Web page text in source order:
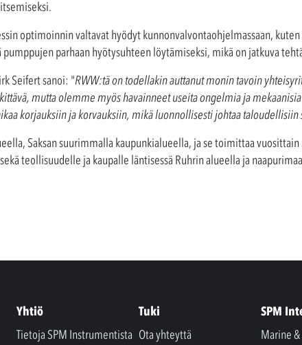
optimoinnin valtavat hyödyt kunnonvalvontaohjelmassaan,
parhaan hyötysuhteen löytämiseksi, mikä on jatkuva
Seifert sanoi: "RWW:tä on todellakin auttanut monin tavoin
mutta olemme myös havainneet useita ongelmia ja
korjauksiin ja korvauksiin, mikä luonnollisesti johtaa taloudellisiin
Saksan suurimmalla kaupunkialueella, ja se toimittaa
teollisuudelle ja kaupalle läntisessä Ruhrin alueella ja
Yhtiö
Tietoja SPM Instrumentista
Tuki
Ota yhteyttä
SPM
Marine